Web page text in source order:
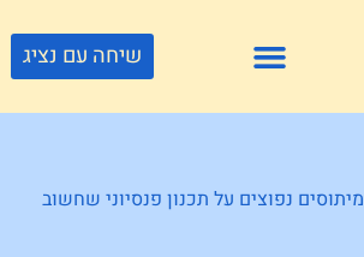
שיחה עם נציג
10 מיתוסים נפוצים על תכנון פנסיוני שחשוב